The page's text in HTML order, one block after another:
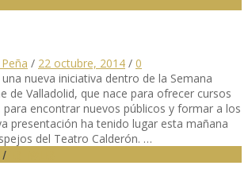
/ 22 octubre, 2014 / 0
nueva iniciativa dentro de la Semana
de Valladolid, que nace para ofrecer cursos
para encontrar nuevos públicos y formar a los
presentación ha tenido lugar esta mañana
del Teatro Calderón. …
/